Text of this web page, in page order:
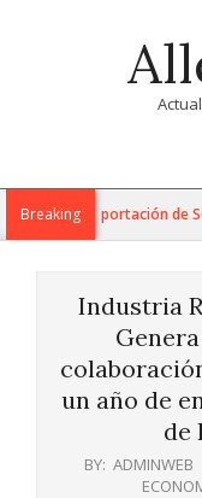
Navigation
MenuBreaking
para la Exportación de
Industria
un año de
de
BY: ADMINWEB